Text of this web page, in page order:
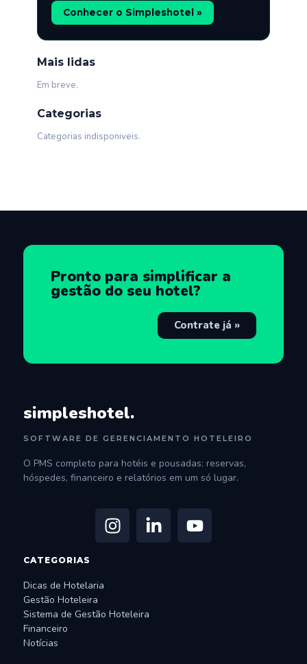
Conhecer o Simpleshotel »
Mais lidas
Em breve.
Categorias
Categorias indisponiveis.
Pronto para simplificar a
gestão do seu hotel?
Contrate já »
simpleshotel.
SOFTWARE DE GERENCIAMENTO HOTELEIRO
O PMS completo para hotéis e pousadas: reservas,
hóspedes, financeiro e relatórios em um só lugar.
CATEGORIAS
Dicas de Hotelaria
Gestão Hoteleira
Sistema de Gestão Hoteleira
Financeiro
Notícias